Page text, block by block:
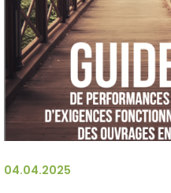
04.04.2025